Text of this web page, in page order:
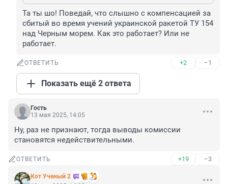
Та ты шо! Поведай, что слышно с компенсацией за
сбитый во время учений украинской ракетой ТУ 154
над Черным морем. Как это работает? Или не
работает.
ОТВЕТИТЬ +2 –1
Показать ещё 2 ответа
Гость
13 мая 2025, 14:05
Ну, раз не признают, тогда выводы комиссии
становятся недействительными.
ОТВЕТИТЬ +19 –3
Кот Ученый 2